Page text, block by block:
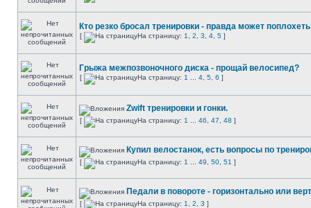
Кто резко бросал тренировки - правда может
[ На страницу: 1 2 3 4 5 ]
Грыжа межпозвоночного диска - прощай велосипед?
[ На страницу: 1 4 5 6 ]
Zwift тренировки и гонки.
[ На страницу: 1 46 47 48 ]
Купил велостанок, есть вопросы по
[ На страницу: 1 49 50 51 ]
Педали в повороте - горизонтально или
[ На страницу: 1 2 3 ]